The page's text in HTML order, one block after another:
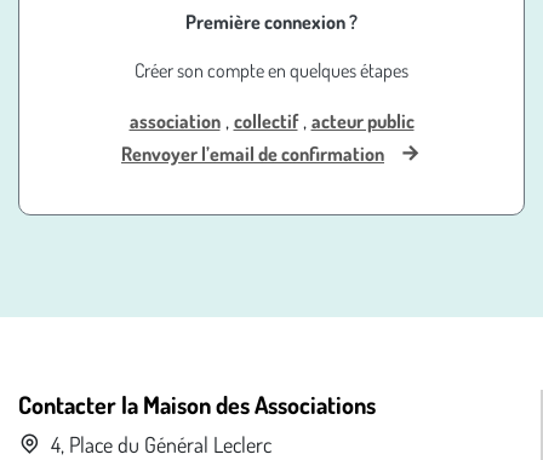
Première connexion ?
Créer son compte en quelques étapes
association , collectif , acteur public
Renvoyer l’email de confirmation
Contacter la Maison des Associations
4, Place du Général Leclerc